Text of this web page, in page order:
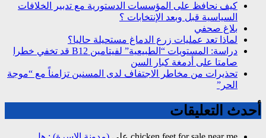
كيف نحافظ على المؤسسات الدستورية مع تدبير الخلافات
السياسية قبل وبعد الإنتخابات ؟
بلاغ صحفي
لماذا تعد عمليات زرع الدماغ مستحيلة حاليا؟
دراسة: المستويات “الطبيعية” لفيتامين B12 قد تخفي خطرا
صامتا على أدمغة كبار السن
تحذيرات من مخاطر الاجتفاف لدى المسنين تزامناً مع “موجة
الحر”
أحدث التعليقات